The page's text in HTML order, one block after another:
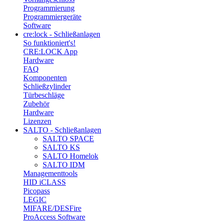
Programmierung
Programmiergeräte
Software
cre:lock - Schließanlagen
So funktioniert's!
CRE:LOCK App
Hardware
FAQ
Komponenten
Schließzylinder
Türbeschläge
Zubehör
Hardware
Lizenzen
SALTO - Schließanlagen
SALTO SPACE
SALTO KS
SALTO Homelok
SALTO IDM
Managementtools
HID iCLASS
Picopass
LEGIC
MIFARE/DESFire
ProAccess Software